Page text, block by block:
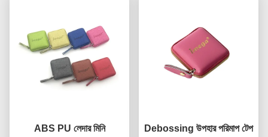
ABS PU লেদার মিনি
Debossing উপহার পরিমাপ টেপ